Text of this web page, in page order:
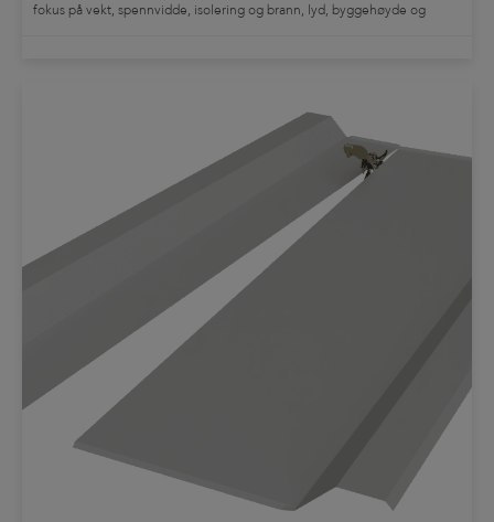
fokus på vekt, spennvidde, isolering og brann, lyd, byggehøyde og